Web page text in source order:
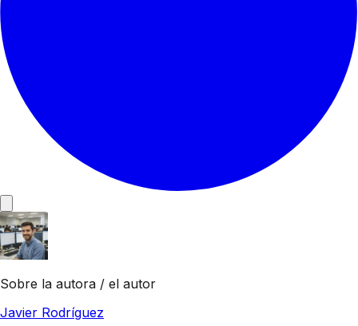
Sobre la autora / el autor
Javier Rodríguez